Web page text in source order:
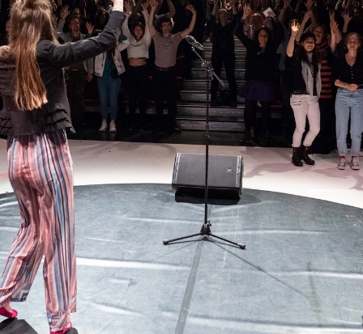
Wild & Schön Festival
Gastspiele
Extras
Available for Touring
Archiv
MITSPIELEN
Macht Wahn Sinn
Kinder Kunst
Workshops
Abenteuernacht
Kinder-Redaktion
Junge Kunst